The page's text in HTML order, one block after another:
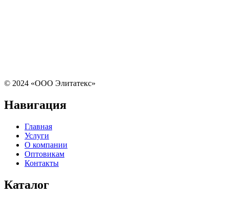
© 2024 «ООО Элитатекс»
Навигация
Главная
Услуги
О компании
Оптовикам
Контакты
Каталог